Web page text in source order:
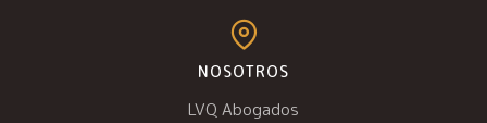
NOSOTROS
LVQ Abogados